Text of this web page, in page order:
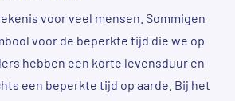
voor veel mensen. Sommigen
voor de beperkte tijd die we op
hebben een korte levensduur en
een beperkte tijd op aarde. Bij het